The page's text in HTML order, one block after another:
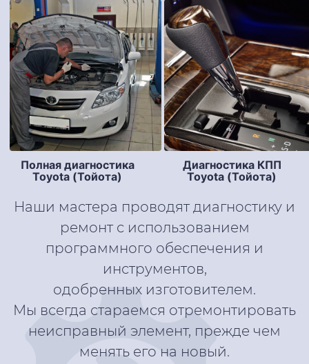
Полная диагностика
Toyota (Тойота)
Диагностика КПП
Toyota (Тойота)
Наши мастера проводят диагностику и
ремонт с использованием
программного обеспечения и
инструментов,
одобренных изготовителем.
Мы всегда стараемся отремонтировать
неисправный элемент, прежде чем
менять его на новый.